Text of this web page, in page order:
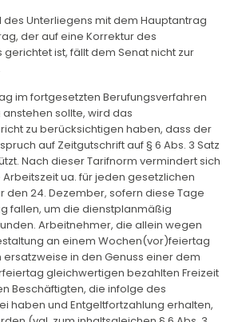
des Unterliegens mit dem Hauptantrag
der auf eine Korrektur des
ist, fällt dem Senat nicht zur
im fortgesetzten Berufungsverfahren
anstehen sollte, wird das
zu berücksichtigen haben, dass der
auf Zeitgutschrift auf § 6 Abs. 3 Satz
Nach dieser Tarifnorm vermindert sich
ua. für jeden gesetzlichen
den 24. Dezember, sofern diese Tage
fallen, um die dienstplanmäßig
Arbeitnehmer, die allein wegen
an einem Wochen(vor)feiertag
in den Genuss einer dem
gleichwertigen bezahlten Freizeit
Beschäftigten, die infolge des
haben und Entgeltfortzahlung erhalten,